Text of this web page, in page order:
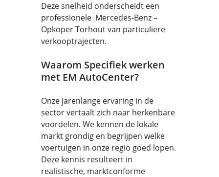
Deze snelheid onderscheidt een
professionele Mercedes-Benz –
Opkoper Torhout van particuliere
verkooptrajecten.
Waarom Specifiek werken
met EM AutoCenter?
Onze jarenlange ervaring in de
sector vertaalt zich naar herkenbare
voordelen. We kennen de lokale
markt grondig en begrijpen welke
voertuigen in onze regio goed lopen.
Deze kennis resulteert in
realistische, marktconforme